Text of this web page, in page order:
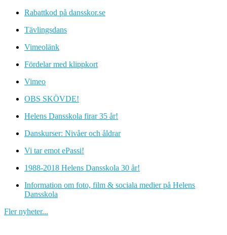
Rabattkod på dansskor.se
Tävlingsdans
Vimeolänk
Fördelar med klippkort
Vimeo
OBS SKÖVDE!
Helens Dansskola firar 35 år!
Danskurser: Nivåer och åldrar
Vi tar emot ePassi!
1988-2018 Helens Dansskola 30 år!
Information om foto, film & sociala medier på Helens
Dansskola
Fler nyheter...